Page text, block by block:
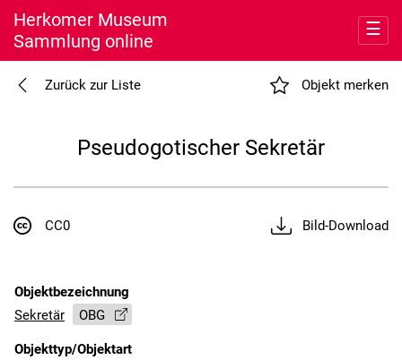
Herkomer Museum
Sammlung online
☰
Entdecken
Nutzung
Zurück zur Liste Objekt merken
Pseudogotischer Sekretär
CC0 Bild-Download
Objektbezeichnung
Sekretär
OBG
Objekttyp/Objektart